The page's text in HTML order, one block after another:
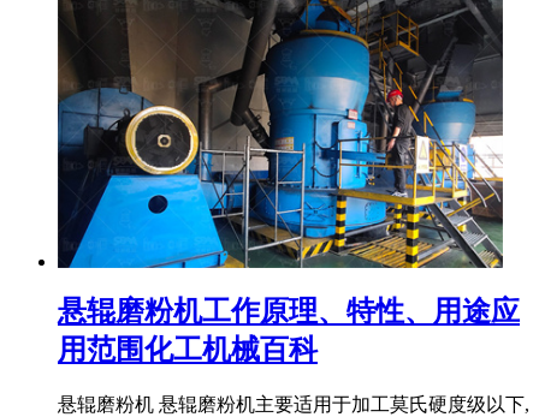
悬辊磨粉机工作原理、特性、用途应
用范围化工机械百科
悬辊磨粉机 悬辊磨粉机主要适用于加工莫氏硬度级以下,